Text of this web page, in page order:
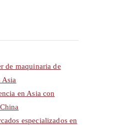
de maquinaria de
Asia
en Asia con
especializados en